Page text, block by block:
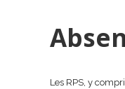
Les RPS, y